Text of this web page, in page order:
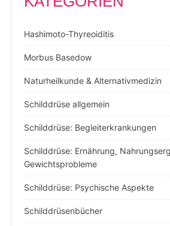
Hashimoto-Thyreoiditis
Morbus Basedow
Naturheilkunde & Alternativmedizin
Schilddrüse allgemein
Schilddrüse: Begleiterkrankungen
Schilddrüse: Ernährung,
Gewichtsprobleme
Schilddrüse: Psychische Aspekte
Schilddrüsenbücher